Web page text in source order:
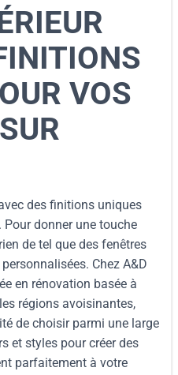
VOS
des finitions uniques
donner une touche
de tel que des fenêtres
Chez A&D
en rénovation basée à
régions avoisinantes,
de choisir parmi une large
et styles pour créer des
parfaitement à votre